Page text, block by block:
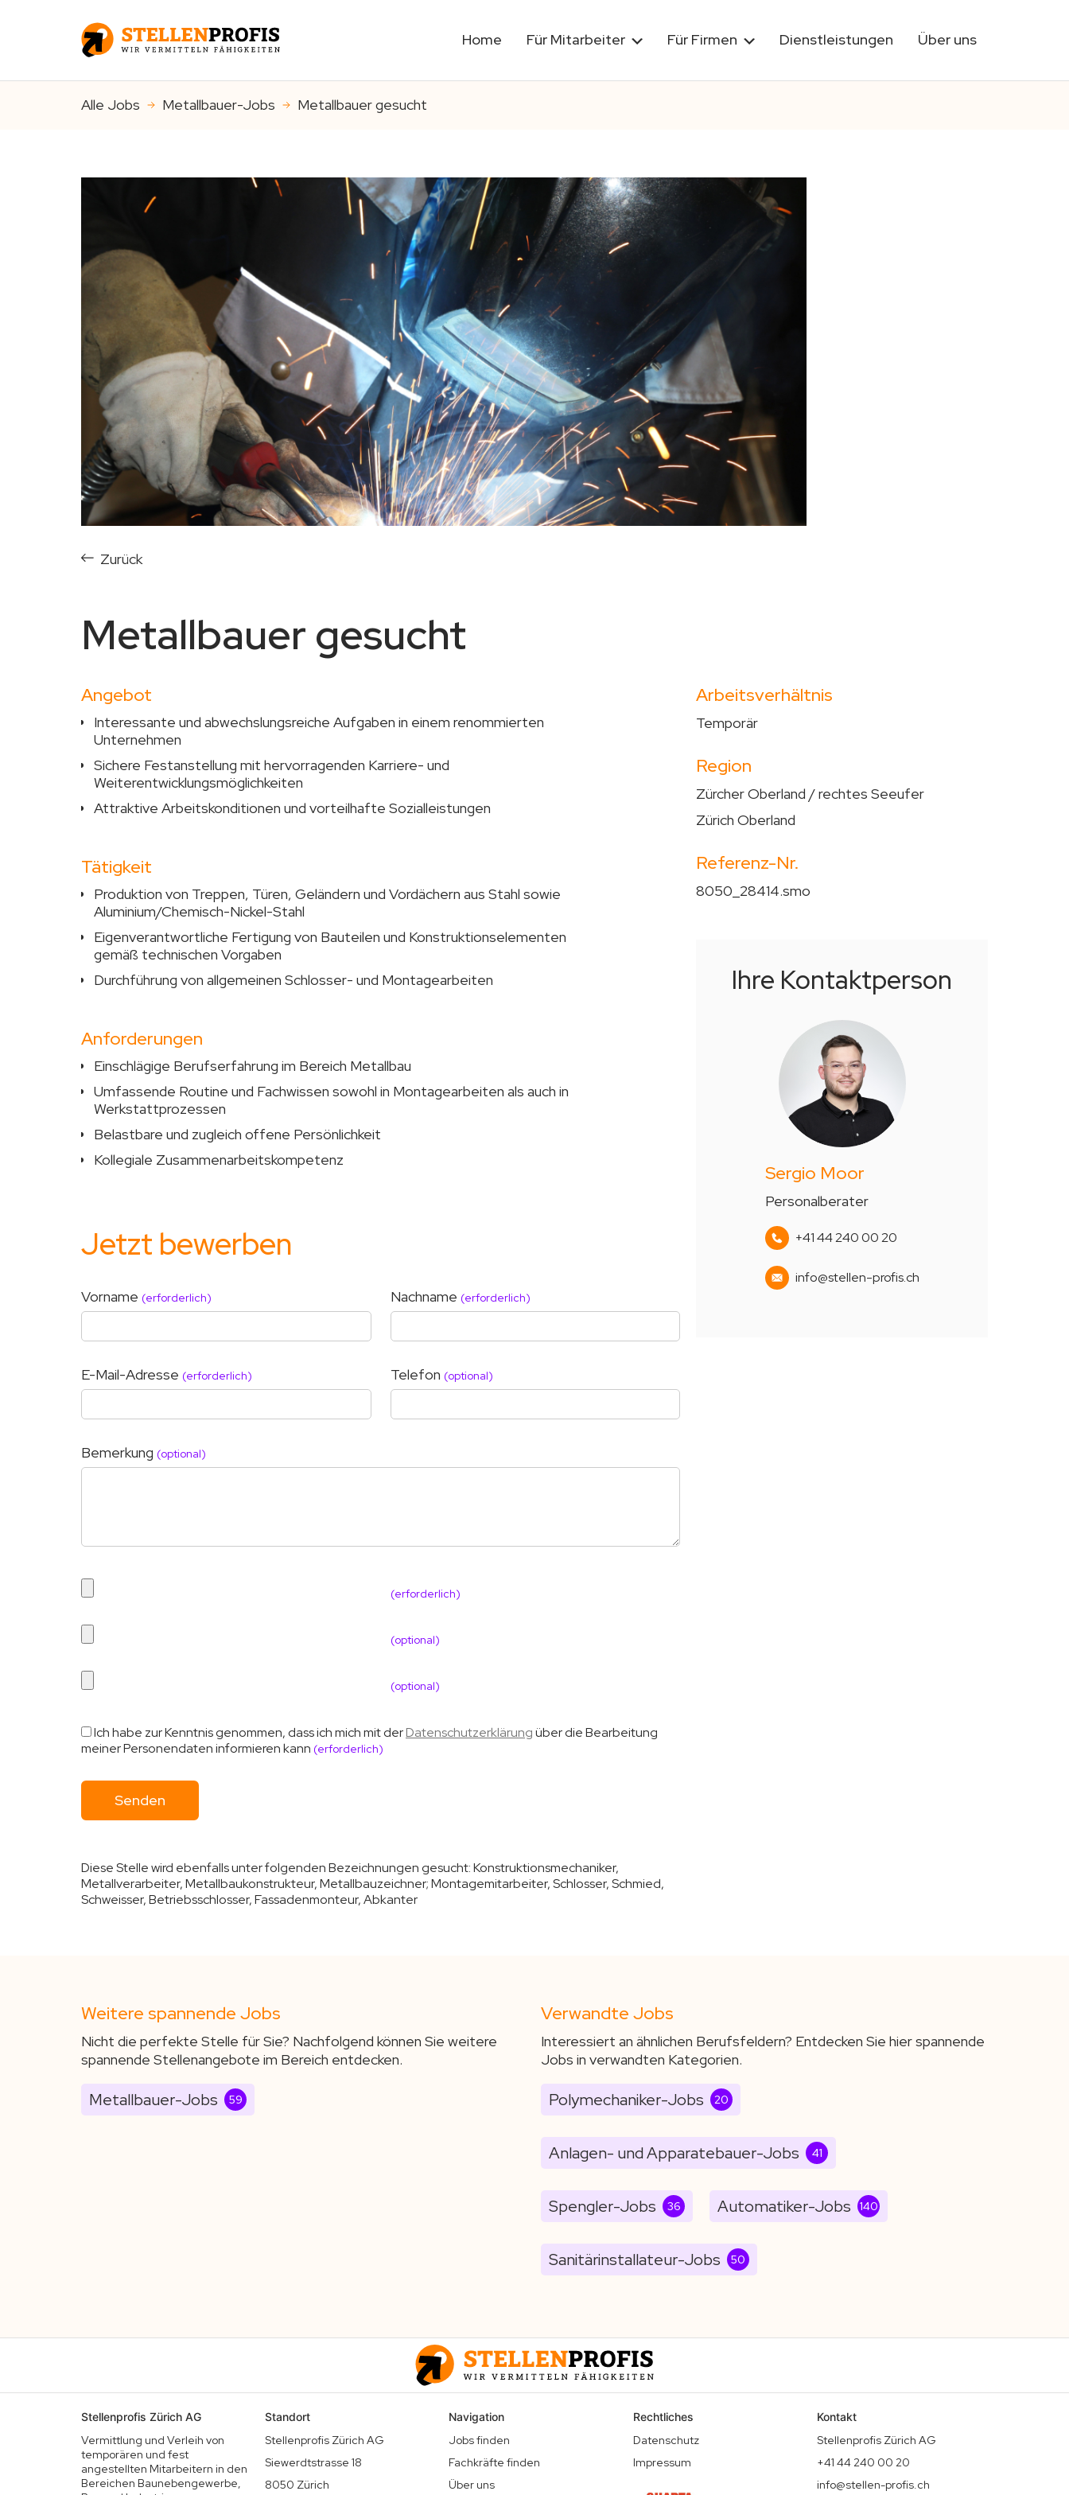
Home Für Mitarbeiter Für Firmen Dienstleistungen Über uns
Alle Jobs Metallbauer-Jobs Metallbauer gesucht
Zurück
Metallbauer gesucht
Angebot
Interessante und abwechslungsreiche Aufgaben in einem renommierten
Unternehmen
Sichere Festanstellung mit hervorragenden Karriere- und
Weiterentwicklungsmöglichkeiten
Attraktive Arbeitskonditionen und vorteilhafte Sozialleistungen
Tätigkeit
Produktion von Treppen, Türen, Geländern und Vordächern aus Stahl sowie
Aluminium/Chemisch-Nickel-Stahl
Eigenverantwortliche Fertigung von Bauteilen und Konstruktionselementen
gemäß technischen Vorgaben
Durchführung von allgemeinen Schlosser- und Montagearbeiten
Anforderungen
Einschlägige Berufserfahrung im Bereich Metallbau
Umfassende Routine und Fachwissen sowohl in Montagearbeiten als auch in
Werkstattprozessen
Belastbare und zugleich offene Persönlichkeit
Kollegiale Zusammenarbeitskompetenz
Jetzt bewerben
Vorname (erforderlich) Nachname (erforderlich)
E-Mail-Adresse (erforderlich) Telefon (optional)
Bemerkung (optional)
(erforderlich)
(optional)
(optional)
Ich habe zur Kenntnis genommen, dass ich mich mit derDatenschutzerklärungüber die Bearbeitung
meiner Personendaten informieren kann (erforderlich)
Diese Stelle wird ebenfalls unter folgenden Bezeichnungen gesucht:Konstruktionsmechaniker,
Metallverarbeiter, Metallbaukonstrukteur, Metallbauzeichner; Montagemitarbeiter, Schlosser, Schmied,
Schweisser, Betriebsschlosser, Fassadenmonteur, Abkanter
Arbeitsverhältnis
Temporär
Region
Zürcher Oberland / rechtes Seeufer
Zürich Oberland
Referenz-Nr.
8050_28414.smo
Ihre Kontaktperson
Sergio Moor
Personalberater
+41 44 240 00 20
info@stellen-profis.ch
Weitere spannende Jobs
Nicht die perfekte Stelle für Sie? Nachfolgend können Sie weitere
spannende Stellenangebote im Bereich entdecken.
Metallbauer-Jobs 59
Verwandte Jobs
Interessiert an ähnlichen Berufsfeldern? Entdecken Sie hier spannende
Jobs in verwandten Kategorien.
Polymechaniker-Jobs 20
Anlagen- und Apparatebauer-Jobs 41
Spengler-Jobs 36 Automatiker-Jobs 140
Sanitärinstallateur-Jobs 50
Stellenprofis Zürich AG
Vermittlung und Verleih von
temporären und fest
angestellten Mitarbeitern in den
Bereichen Baunebengewerbe,
Standort
Stellenprofis Zürich AG
Siewerdtstrasse 18
8050 Zürich
Navigation
Jobs finden
Fachkräfte finden
Über uns
Rechtliches
Datenschutz
Impressum
Kontakt
Stellenprofis Zürich AG
+41 44 240 00 20
info@stellen-profis.ch